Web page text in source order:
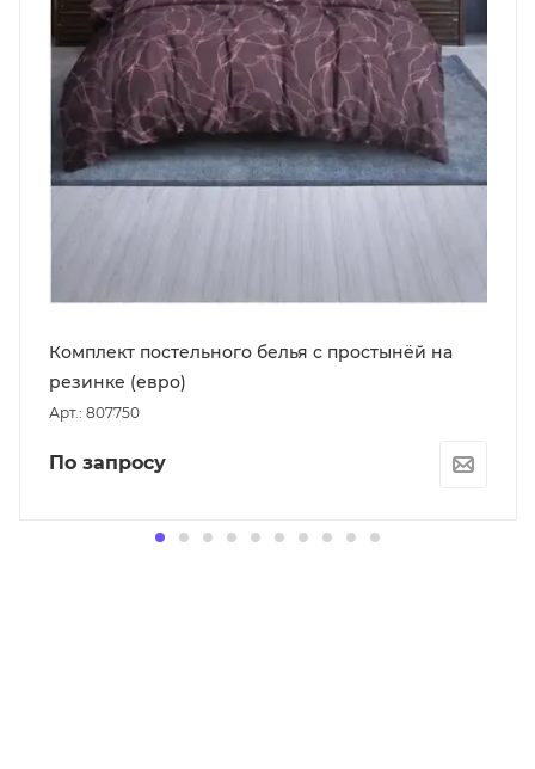
Комплект постельного белья с простынёй на
резинке (евро)
Арт.: 807750
По запросу